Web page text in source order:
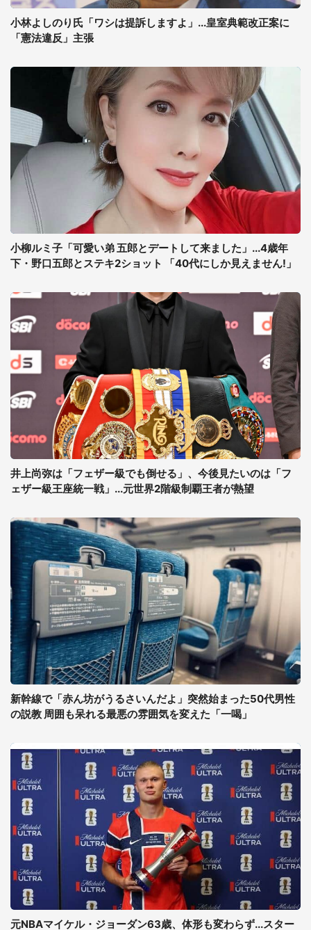
小林よしのり氏「ワシは提訴しますよ」...皇室典範改正案に
「憲法違反」主張
小柳ルミ子「可愛い弟 五郎とデートして来ました」...4歳年
下・野口五郎とステキ2ショット 「40代にしか見えません!」
井上尚弥は「フェザー級でも倒せる」、今後見たいのは「フ
ェザー級王座統一戦」...元世界2階級制覇王者が熱望
新幹線で「赤ん坊がうるさいんだよ」突然始まった50代男性
の説教 周囲も呆れる最悪の雰囲気を変えた「一喝」
元NBAマイケル・ジョーダン63歳、体形も変わらず...スター